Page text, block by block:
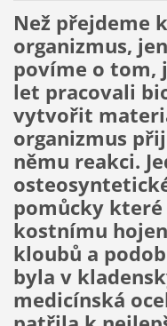
Než přejdeme
organizmus,
povíme o tom,
let pracovali
vytvořit
organizmus
němu reakci.
pomůcky
kostnímu
kloubů a
byla v
medicínská